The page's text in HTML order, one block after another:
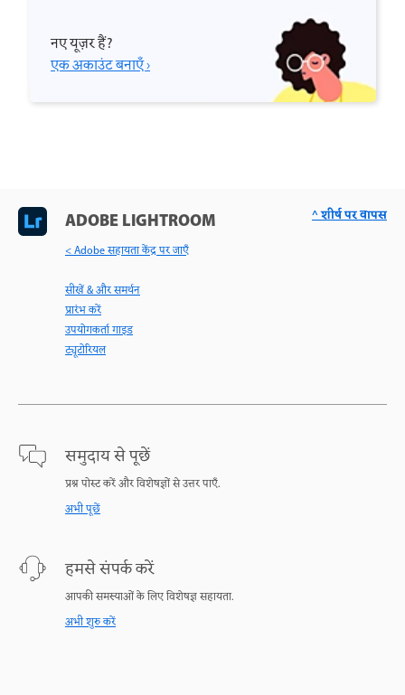
नए यूज़र हैं?
एक अकाउंट बनाएँ ›
ADOBE LIGHTROOM
< Adobe सहायता केंद्र पर जाएँ
सीखें & और समर्थन
प्रारंभ करें
उपयोगकर्ता गाइड
ट्यूटोरियल
समुदाय से पूछें
प्रश्न पोस्ट करें और विशेषज्ञों से उत्तर पाएँ.
अभी पूछें
हमसे संपर्क करें
आपकी समस्याओं के लिए विशेषज्ञ सहायता.
अभी शुरु करें
^ शीर्ष पर वापस